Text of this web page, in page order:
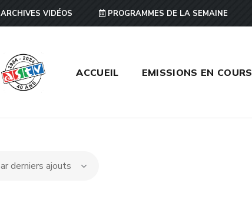
ARCHIVES VIDÉOS PROGRAMMES DE LA SEMAINE
ACCUEIL EMISSIONS EN COURS